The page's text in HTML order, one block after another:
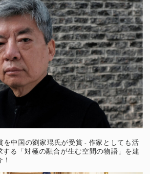
を中国の劉家琨氏が受賞 - 作家としても活
る「対極の融合が生む空間の物語」を建